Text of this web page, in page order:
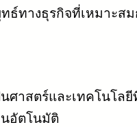
ธ์ทางธุรกิจที่เหมาะส
ศาสตร์และเทคโนโล
นอัตโนมัติ